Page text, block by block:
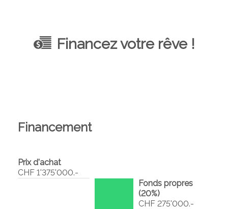
Financez votre rêve !
Financement
Prix d'achat
CHF 1'375'000.-
Fonds propres
(20%)
CHF 275'000.-